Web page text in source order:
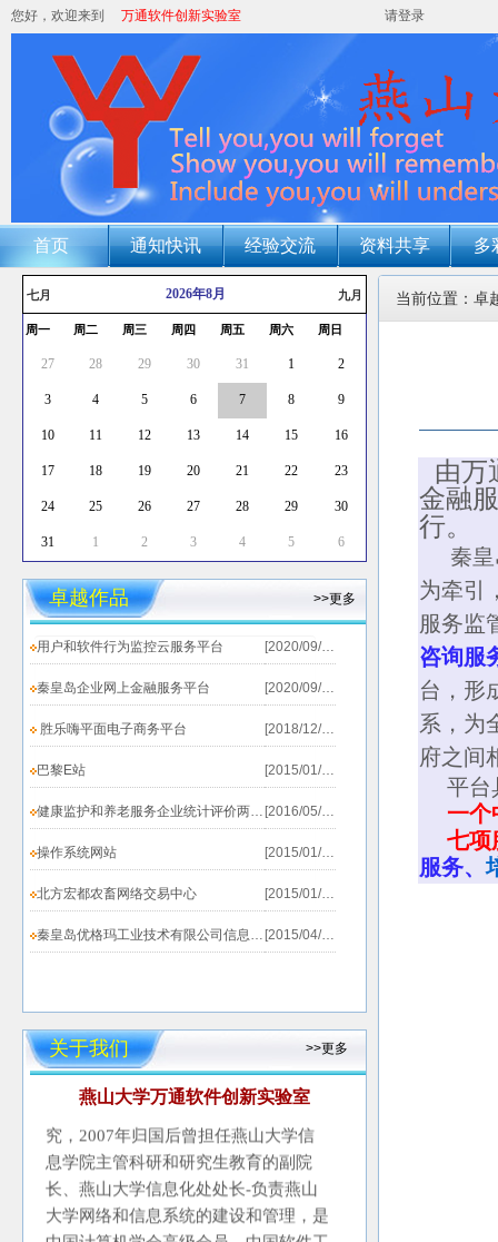
您好，欢迎来到 万通软件创新实验室 请登录
首页 通知快讯 经验交流 资料共享 多
七月 2026年8月 九月
周一 周二 周三 周四 周五 周六 周日
27 28 29 30 31 1 2
3 4 5 6 7 8 9
10 11 12 13 14 15 16
17 18 19 20 21 22 23
24 25 26 27 28 29 30
31 1 2 3 4 5 6
卓越作品 >>更多
用户和软件行为监控云服务平台 [2020/09/19]
秦皇岛企业网上金融服务平台 [2020/09/19]
胜乐嗨平面电子商务平台 [2018/12/20]
巴黎E站 [2015/01/25]
健康监护和养老服务企业统计评价两个系统上线测试... [2016/05/31]
操作系统网站 [2015/01/25]
北方宏都农畜网络交易中心 [2015/01/25]
秦皇岛优格玛工业技术有限公司信息发布系统 [2015/04/02]
关于我们 >>更多
燕山大学万通软件创新实验室
燕山大学万通软件创新实验
WT Software Innovation
Lab
燕山大学万通软件创新实验室是
由申利民教授/博士生导师，领导的
研究团队创立，致力于柔
性软件、企业管理信息
系统及大数据智能分
析、电子商务系统、信
息安全、协同计算及机会网络等方
申利民教授1987年6月合肥工业大学
硕士研究生毕业来到燕山大学工作，
2005-2007年由国家留学基金派遣到美
国伊利诺伊理工学院(IIT)进行合作研
息学院主管科研和研究生教育的副院
长、燕山大学信息化处处长-负责燕山
大学网络和信息系统的建设和管理，是
中国计算机学会高级会员、中国软件工
当前位置：
由万
金融
行。
秦
为牵引
服务监
咨询服
台，形
系，为
府之间
平台
一个
七项
服务、